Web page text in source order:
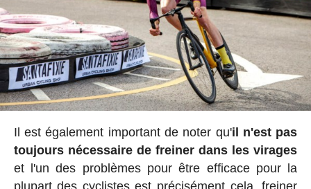
Il est également important de noter qu'il n'est pas
toujours nécessaire de freiner dans les virages
et l'un des problèmes pour être efficace pour la